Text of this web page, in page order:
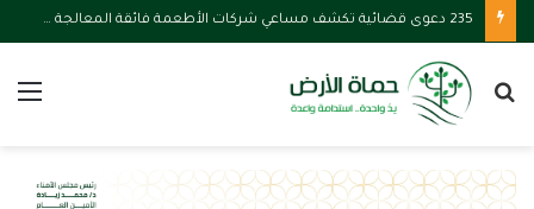
235 دعوى قضائية تكشف مساعي شركات الأطعمة فائقة المعالجة لتعطيل قوانين الصحة
بحث